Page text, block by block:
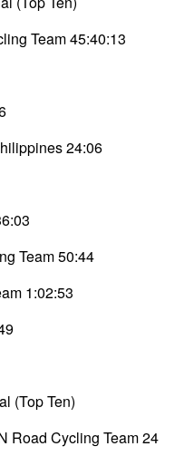
Team 45:40:13
24:06
Team 50:44
1:02:53
(Top Ten)
Road Cycling Team 24